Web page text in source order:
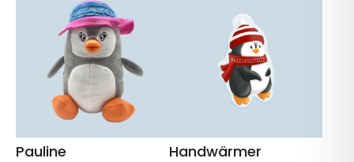
Pauline Handwärmer